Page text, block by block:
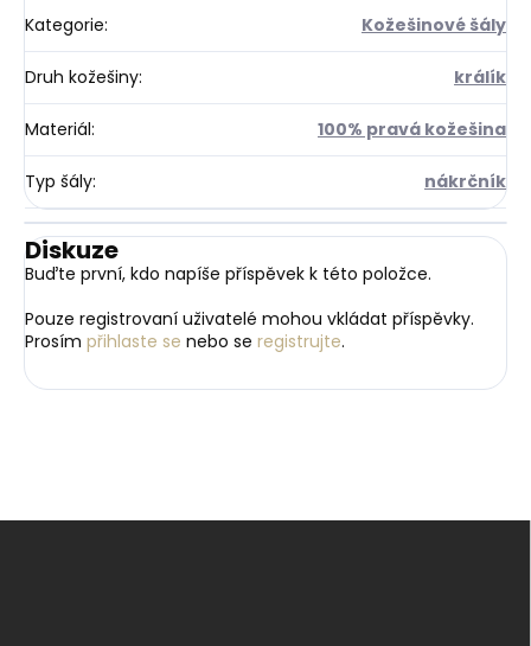
Kategorie: Kožešinové šály
Druh kožešiny: králík
Materiál: 100% pravá kožešina
Typ šály: nákrčník
Diskuze
Buďte první, kdo napíše příspěvek k této položce.
Pouze registrovaní uživatelé mohou vkládat příspěvky.
Prosím přihlaste se nebo se registrujte.